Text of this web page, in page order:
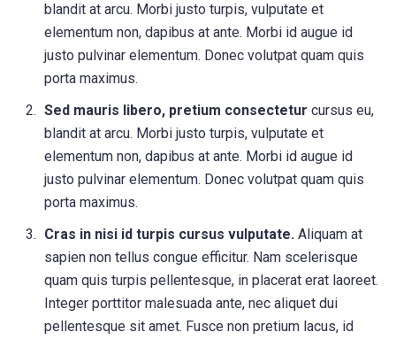
blandit at arcu. Morbi justo turpis, vulputate et
elementum non, dapibus at ante. Morbi id augue id
justo pulvinar elementum. Donec volutpat quam quis
porta maximus.
Sed mauris libero, pretium consectetur cursus eu,
blandit at arcu. Morbi justo turpis, vulputate et
elementum non, dapibus at ante. Morbi id augue id
justo pulvinar elementum. Donec volutpat quam quis
porta maximus.
Cras in nisi id turpis cursus vulputate. Aliquam at
sapien non tellus congue efficitur. Nam scelerisque
quam quis turpis pellentesque, in placerat erat laoreet.
Integer porttitor malesuada ante, nec aliquet dui
pellentesque sit amet. Fusce non pretium lacus, id